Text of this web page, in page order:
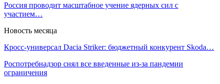
Россия проводит масштабное учение ядерных сил с
участием…
Новость месяца
Кросс-универсал Dacia Striker: бюджетный конкурент Skoda…
Роспотребнадзор снял все введенные из-за пандемии
ограничения